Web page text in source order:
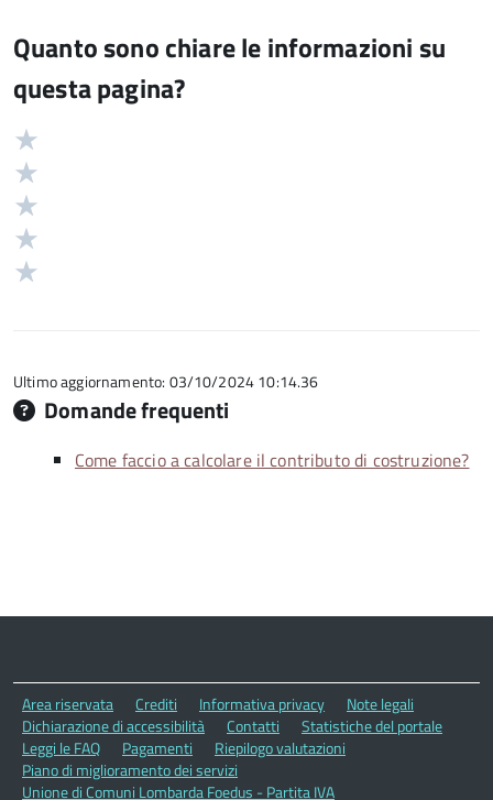
Quanto sono chiare le informazioni su
questa pagina?
Valutazione
5
Ultimo aggiornamento: 03/10/2024 10:14.36
Domande frequenti
Come faccio a calcolare il contributo di costruzione?
Area riservata Crediti Informativa privacy
Note legali
Dichiarazione di accessibilità
Contatti
Statistiche del portale
Leggi le FAQ
Pagamenti
Riepilogo valutazioni
Piano di miglioramento dei servizi
Unione di Comuni Lombarda Foedus - Partita IVA